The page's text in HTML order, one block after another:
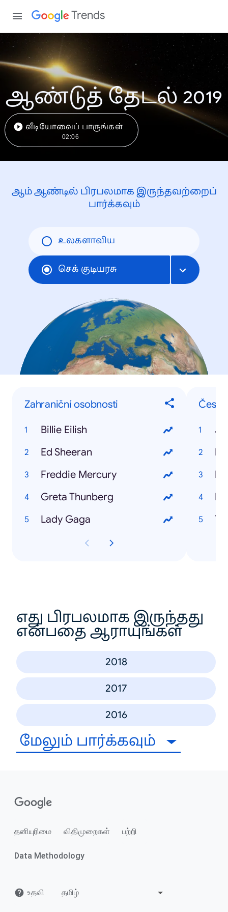
Trends
ஆண்டுத் தேடல் 2019
வீடியோவைப் பாருங்கள்
02:06
ஆம் ஆண்டில் பிரபலமாக இருந்தவற்றைப்
பார்க்கவும்
உலகளாவிய
செக் குடியரசு
Zahraniční osobnosti
Billie Eilish
Ed Sheeran
Freddie Mercury
Greta Thunberg
Lady Gaga
எது பிரபலமாக இருந்தது
என்பதை ஆராயுங்கள்
2018
2017
2016
மேலும் பார்க்கவும்
தனியுரிமை விதிமுறைகள் பற்றி
Data Methodology
உதவி